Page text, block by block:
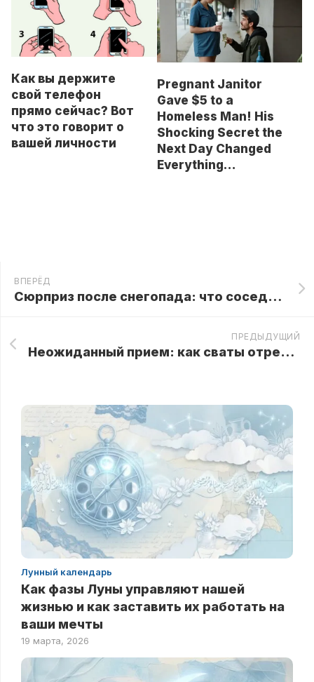
Как вы держите
свой телефон
прямо сейчас? Вот
что это говорит о
вашей личности
Pregnant Janitor
Gave $5 to a
Homeless Man! His
Shocking Secret the
Next Day Changed
Everything…
ВПЕРЁД
Сюрприз после снегопада: что соседи заметили на крыше пенсионерки
ПРЕДЫДУЩИЙ
Неожиданный прием: как сваты отреагировали на «бедную» мать жениха, не зная о ее состоянии
Лунный календарь
Как фазы Луны управляют нашей
жизнью и как заставить их работать на
ваши мечты
19 марта, 2026